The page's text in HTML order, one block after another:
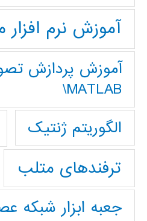
آموزش نرم
آموزش پردازش
MATLAB\
الگوریتم ژنتیک
ترفندهای متلب
جعبه ابزار شبکه